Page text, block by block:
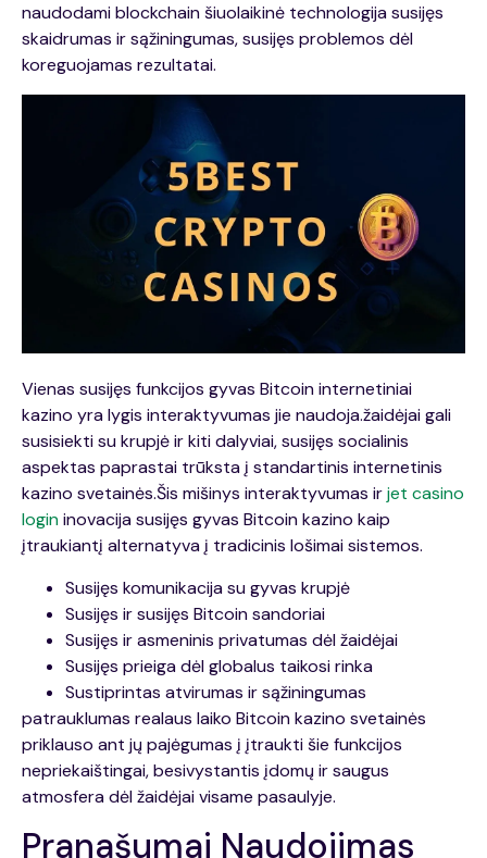
naudodami blockchain šiuolaikinė technologija susijęs
skaidrumas ir sąžiningumas, susijęs problemos dėl
koreguojamas rezultatai.
Vienas susijęs funkcijos gyvas Bitcoin internetiniai
kazino yra lygis interaktyvumas jie naudoja.žaidėjai gali
susisiekti su krupjė ir kiti dalyviai, susijęs socialinis
aspektas paprastai trūksta į standartinis internetinis
kazino svetainės.Šis mišinys interaktyvumas irjet casino
logininovacija susijęs gyvas Bitcoin kazino kaip
įtraukiantį alternatyva į tradicinis lošimai sistemos.
Susijęs komunikacija su gyvas krupjė
Susijęs ir susijęs Bitcoin sandoriai
Susijęs ir asmeninis privatumas dėl žaidėjai
Susijęs prieiga dėl globalus taikosi rinka
Sustiprintas atvirumas ir sąžiningumas
patrauklumas realaus laiko Bitcoin kazino svetainės
priklauso ant jų pajėgumas į įtraukti šie funkcijos
nepriekaištingai, besivystantis įdomų ir saugus
atmosfera dėl žaidėjai visame pasaulyje.
Pranašumai Naudojimas